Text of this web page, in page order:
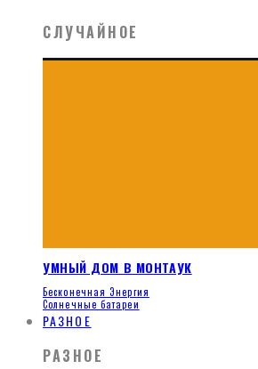
СЛУЧАЙНОЕ
УМНЫЙ ДОМ В МОНТАУК
Бесконечная Энергия
Солнечные батареи
РАЗНОЕ
РАЗНОЕ